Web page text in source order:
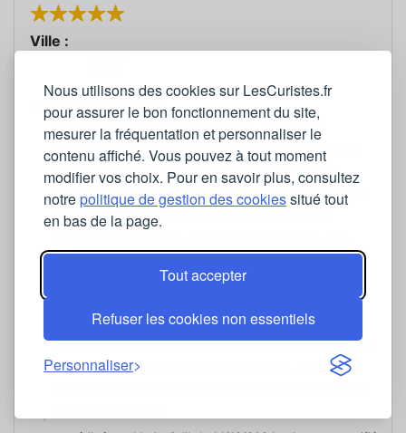
Nous utilisons des cookies sur LesCuristes.fr
pour assurer le bon fonctionnement du site,
mesurer la fréquentation et personnaliser le
contenu affiché. Vous pouvez à tout moment
modifier vos choix. Pour en savoir plus, consultez
notrepolitique de gestion des cookiessitué tout
en bas de la page.
Tout accepter
Refuser les cookies non essentiels
Personnaliser
Ville :
station à rénover
Dans un bâtiment très vieillot, les soins
apportés sont néanmoins de qualité, mais je
n'ai pas du tout de point de comparaison,
cette cure étant la première. Le personnel est
dans l'ensemble à l'écoute. Il manque de
deux serviettes sont vite trempées et on ne
peut en ravoir le long du parcours de soins).
travaux nécessaires. La ville devait être très
jolie il y a longtemps! Reste un très joli théâtre,
un musée gallo-romain intéressant, un office